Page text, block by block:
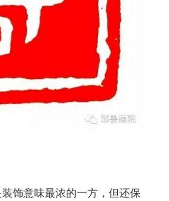
饰意味最浓的一方，但还保